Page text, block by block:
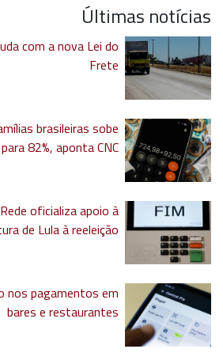
Últimas notícias
com a nova Lei do
Frete
brasileiras sobe
para 82%, aponta CNC
oficializa apoio à
de Lula à reeleição
nos pagamentos em
bares e restaurantes